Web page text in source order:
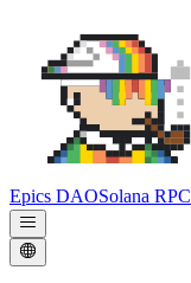
Epics DAOSolana RPC